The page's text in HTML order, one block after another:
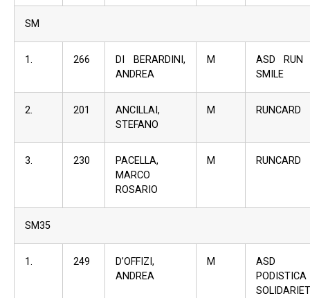
SM
1. 266
DI BERARDINI,
ANDREA
M
ASD RUN
SMILE
2. 201
ANCILLAI,
STEFANO
M RUNCARD
3. 230
PACELLA,
MARCO
ROSARIO
M RUNCARD
SM35
1. 249
D’OFFIZI,
ANDREA
M
ASD
PODISTICA